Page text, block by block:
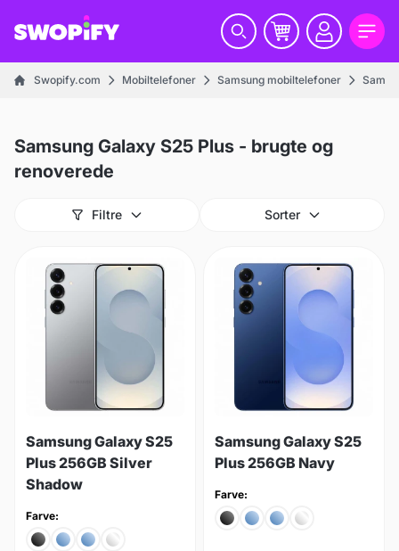
Swopify.com Mobiltelefoner Samsung mobiltelefoner
Samsung Galaxy S25 Plus - brugte og
renoverede
Filtre Sorter
Samsung Galaxy S25
Plus 256GB Silver
Shadow
Farve:
Samsung Galaxy S25
Plus 256GB Navy
Farve: